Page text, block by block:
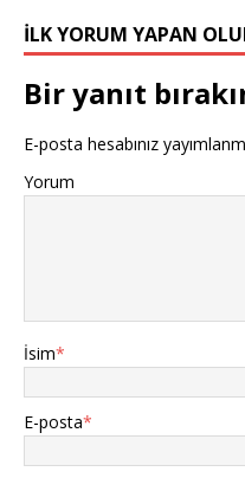
İLK YORUM YAPAN
Bir yanıt
E-posta hesabınız
Yorum
İsim*
E-posta*